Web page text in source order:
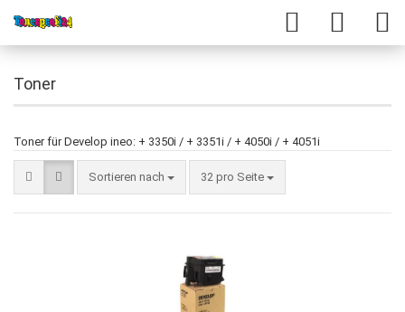
Toner
Toner für Develop ineo: + 3350i / + 3351i / + 4050i / + 4051i
Sortieren nach 32 pro Seite